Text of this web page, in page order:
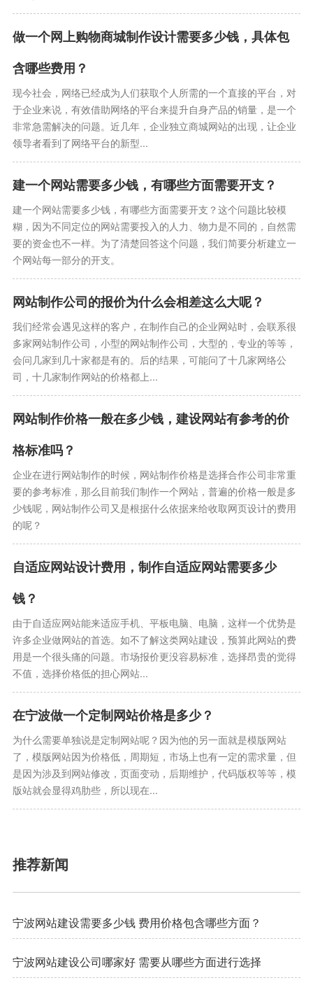
做一个网上购物商城制作设计需要多少钱，具体包
含哪些费用？
现今社会，网络已经成为人们获取个人所需的一个直接的平台，对
于企业来说，有效借助网络的平台来提升自身产品的销量，是一个
非常急需解决的问题。近几年，企业独立商城网站的出现，让企业
领导者看到了网络平台的新型...
建一个网站需要多少钱，有哪些方面需要开支？
建一个网站需要多少钱，有哪些方面需要开支？这个问题比较模
糊，因为不同定位的网站需要投入的人力、物力是不同的，自然需
要的资金也不一样。为了清楚回答这个问题，我们简要分析建立一
个网站每一部分的开支。
网站制作公司的报价为什么会相差这么大呢？
我们经常会遇见这样的客户，在制作自己的企业网站时，会联系很
多家网站制作公司，小型的网站制作公司，大型的，专业的等等，
会问几家到几十家都是有的。后的结果，可能问了十几家网络公
司，十几家制作网站的价格都上...
网站制作价格一般在多少钱，建设网站有参考的价
格标准吗？
企业在进行网站制作的时候，网站制作价格是选择合作公司非常重
要的参考标准，那么目前我们制作一个网站，普遍的价格一般是多
少钱呢，网站制作公司又是根据什么依据来给收取网页设计的费用
的呢？
自适应网站设计费用，制作自适应网站需要多少
钱？
由于自适应网站能来适应手机、平板电脑、电脑，这样一个优势是
许多企业做网站的首选。如不了解这类网站建设，预算此网站的费
用是一个很头痛的问题。市场报价更没容易标准，选择昂贵的觉得
不值，选择价格低的担心网站...
在宁波做一个定制网站价格是多少？
为什么需要单独说是定制网站呢？因为他的另一面就是模版网站
了，模版网站因为价格低，周期短，市场上也有一定的需求量，但
是因为涉及到网站修改，页面变动，后期维护，代码版权等等，模
版站就会显得鸡肋些，所以现在...
推荐新闻
宁波网站建设需要多少钱 费用价格包含哪些方面？
宁波网站建设公司哪家好 需要从哪些方面进行选择